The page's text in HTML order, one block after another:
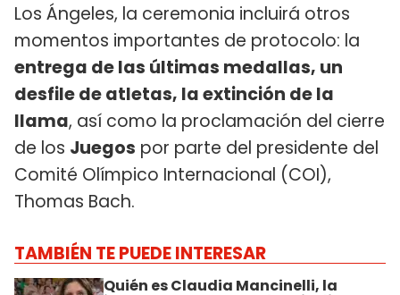
Los Ángeles, la ceremonia incluirá otros
momentos importantes de protocolo: la
entrega de las últimas medallas, un
desfile de atletas, la extinción de la
llama, así como la proclamación del cierre
de los Juegos por parte del presidente del
Comité Olímpico Internacional (COI),
Thomas Bach.
TAMBIÉN TE PUEDE INTERESAR
Quién es Claudia Mancinelli, la